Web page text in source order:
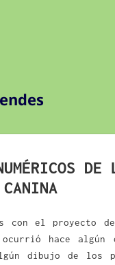
DE
con el proyecto
ocurrió hace algún
dibujo de los